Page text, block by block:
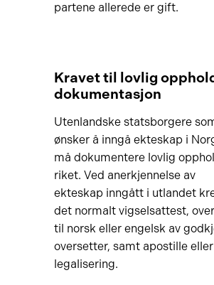
partene allerede er gift.
Kravet til lovlig
dokumentasjon
Utenlandske statsborgere
ønsker å inngå ekteskap i
må dokumentere lovlig
riket. Ved anerkjennelse av
ekteskap inngått i utlandet
det normalt vigselsattest,
til norsk eller engelsk av
oversetter, samt apostille eller
legalisering.